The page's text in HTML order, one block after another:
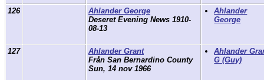
126
Ahlander George
Deseret Evening News 1910-
08-13
Ahlander
George
127
Ahlander Grant
Från San Bernardino County
Sun, 14 nov 1966
Ahlander
G (Guy)